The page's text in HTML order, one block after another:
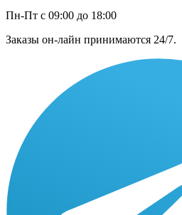
Пн-Пт с 09:00 до 18:00
Заказы он-лайн принимаются 24/7.